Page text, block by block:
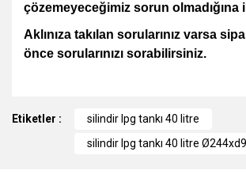
çözemeyeceğimiz sorun olmadığına
Aklınıza takılan sorularınız varsa
önce sorularınızı sorabilirsiniz.
konularda yetersiz gördüğünüz noktaları öneri
Görüş ve önerileriniz için teşekkür ederiz.
Etiketler :
silindir lpg tankı 40 litre
silindir lpg tankı 40 litre